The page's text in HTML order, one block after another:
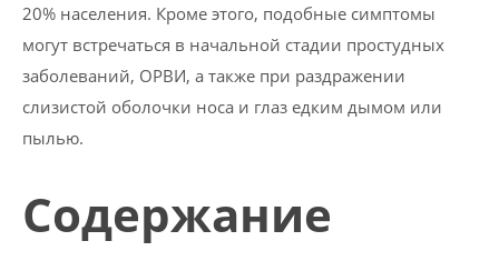
20% населения. Кроме этого, подобные симптомы
могут встречаться в начальной стадии простудных
заболеваний, ОРВИ, а также при раздражении
слизистой оболочки носа и глаз едким дымом или
пылью.
Содержание